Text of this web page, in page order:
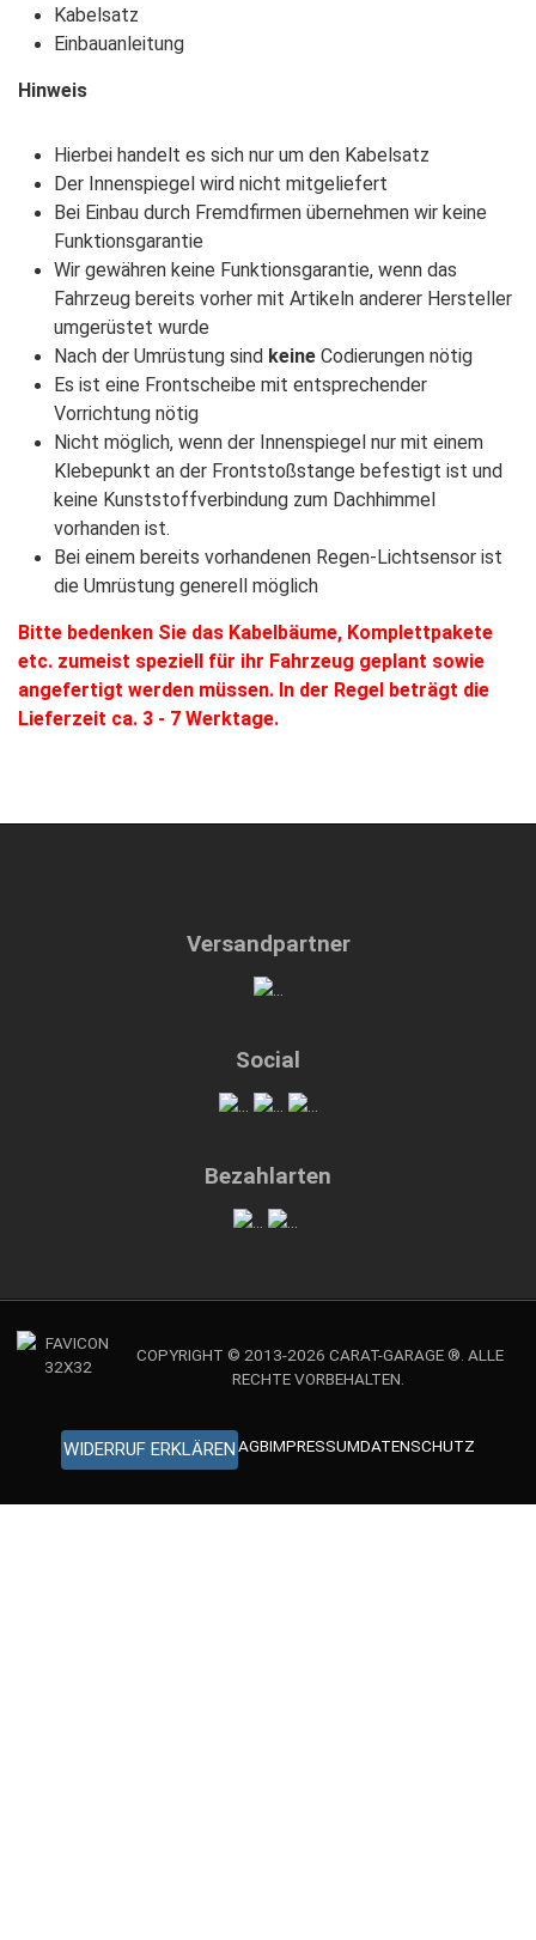
Kabelsatz
Einbauanleitung
Hinweis
Hierbei handelt es sich nur um den Kabelsatz
Der Innenspiegel wird nicht mitgeliefert
Bei Einbau durch Fremdfirmen übernehmen wir keine
Funktionsgarantie
Wir gewähren keine Funktionsgarantie, wenn das
Fahrzeug bereits vorher mit Artikeln anderer Hersteller
umgerüstet wurde
Nach der Umrüstung sind keine Codierungen nötig
Es ist eine Frontscheibe mit entsprechender
Vorrichtung nötig
Nicht möglich, wenn der Innenspiegel nur mit einem
Klebepunkt an der Frontstoßstange befestigt ist und
keine Kunststoffverbindung zum Dachhimmel
vorhanden ist.
Bei einem bereits vorhandenen Regen-Lichtsensor ist
die Umrüstung generell möglich
Bitte bedenken Sie das Kabelbäume, Komplettpakete
etc. zumeist speziell für ihr Fahrzeug geplant sowie
angefertigt werden müssen. In der Regel beträgt die
Lieferzeit ca. 3 - 7 Werktage.
Versandpartner
Social
Bezahlarten
COPYRIGHT © 2013-2026 CARAT-GARAGE ®. ALLE
RECHTE VORBEHALTEN.
WIDERRUF ERKLÄREN AGBIMPRESSUMDATENSCHUTZ